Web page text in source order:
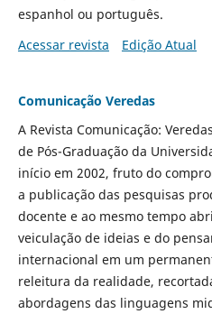
espanhol ou português.
Acessar revista
Edição Atual
Comunicação Veredas
A Revista Comunicação:
de Pós-Graduação da
início em 2002, fruto do
a publicação das pesquisas
docente e ao mesmo tempo
veiculação de ideias e do
internacional em um
releitura da realidade,
abordagens das linguagens